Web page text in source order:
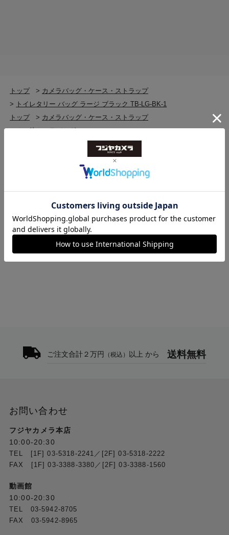
トップ > カメラバッグ・ケース・ストラップ
>
トイレタリー バッグ ラージ ブラック TB-LG-BK-1
トップ
> カメラバッグ・ケース・ストラップ
>その他カメラバッグ
トイレタリー バッグ ラージ ブラック TB-LG-BK-1
カメラバッグ・ケース・ストラップ
>その他カメラバッグ(新品)
カメラバッグ・ケース・ストラップ(新品)
> トイレタリー バッグ ラージ ブラック TB-LG-BK-1
トップ
>WANDRD
>
トイレタリー バッグ ラージ ブラック TB-LG-BK-1
ご注文合計２万円 （税込） 以上 から 送料無料
お問い合わせ
フジヤカメラ本店
10:00-20:30
TEL [1F] 03-5318-2241／[2F] 03-5318-2222
FAX [1F] 03-3388-3380／[2F] 03-3388-1560
動画館
10:00-20:30
TEL 03-5942-8705
FAX 03-5942-8965